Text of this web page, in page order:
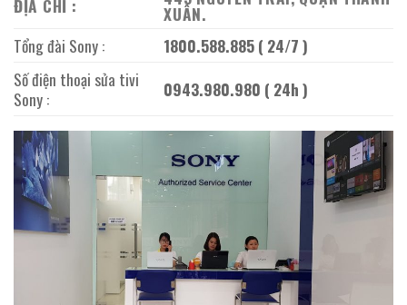
ĐỊA CHỈ : XUÂN.
Tổng đài Sony :
1800.588.885 ( 24/7 )
Số điện thoại sửa tivi
Sony :
0943.980.980 ( 24h )